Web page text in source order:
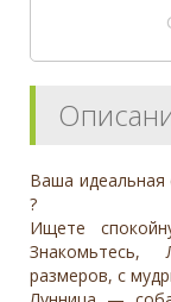
Ваша идеальная
?
Ищете
Знакомьтесь,
размеров, с